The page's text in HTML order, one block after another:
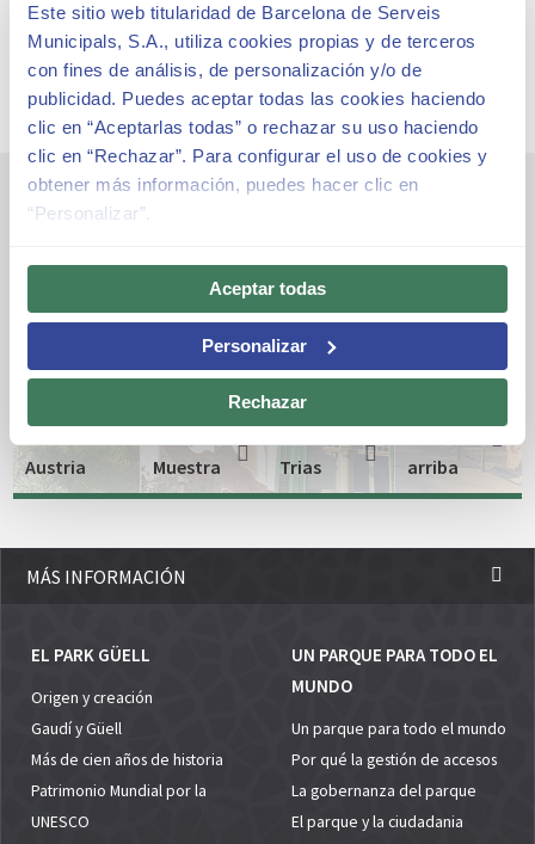
Este sitio web titularidad de Barcelona de Serveis
Municipals, S.A., utiliza cookies propias y de terceros
con fines de análisis, de personalización y/o de
publicidad. Puedes aceptar todas las cookies haciendo
clic en “Aceptarlas todas” o rechazar su uso haciendo
clic en “Rechazar”. Para configurar el uso de cookies y
obtener más información, puedes hacer clic en
“Personalizar”.
Aceptar todas
Personalizar
Rechazar
Otros espacios emblemáticos
Los
Austria
Muestra
Trias
arriba
MÁS INFORMACIÓN
EL PARK GÜELL
Origen y creación
Gaudí y Güell
Más de cien años de historia
Patrimonio Mundial por la
UNESCO
UN PARQUE PARA TODO EL
MUNDO
Un parque para todo el mundo
Por qué la gestión de accesos
La gobernanza del parque
El parque y la ciudadania